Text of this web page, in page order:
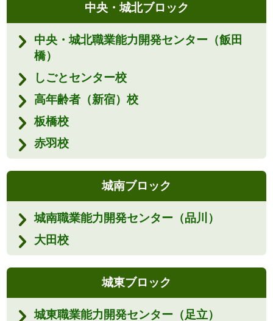
中央・城北ブロック
中央・城北職業能力開発センター（飯田
橋）
しごとセンター校
高年齢者（新宿）校
板橋校
赤羽校
城南ブロック
城南職業能力開発センター（品川）
大田校
城東ブロック
城東職業能力開発センター（足立）